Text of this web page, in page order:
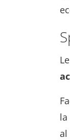
al